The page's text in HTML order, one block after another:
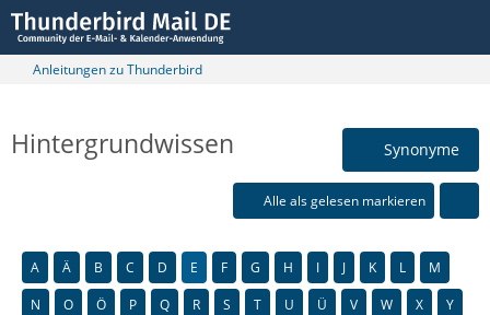
Anleitungen zu Thunderbird
Hintergrundwissen Synonyme
Alle als gelesen markieren
A Ä B C D E F G H I J K L
M
N
O Ö P Q R S T U Ü V W X
Y